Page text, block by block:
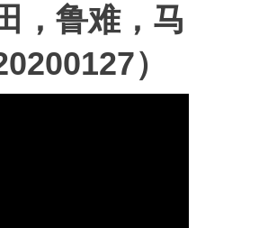
，鲁难，马
）